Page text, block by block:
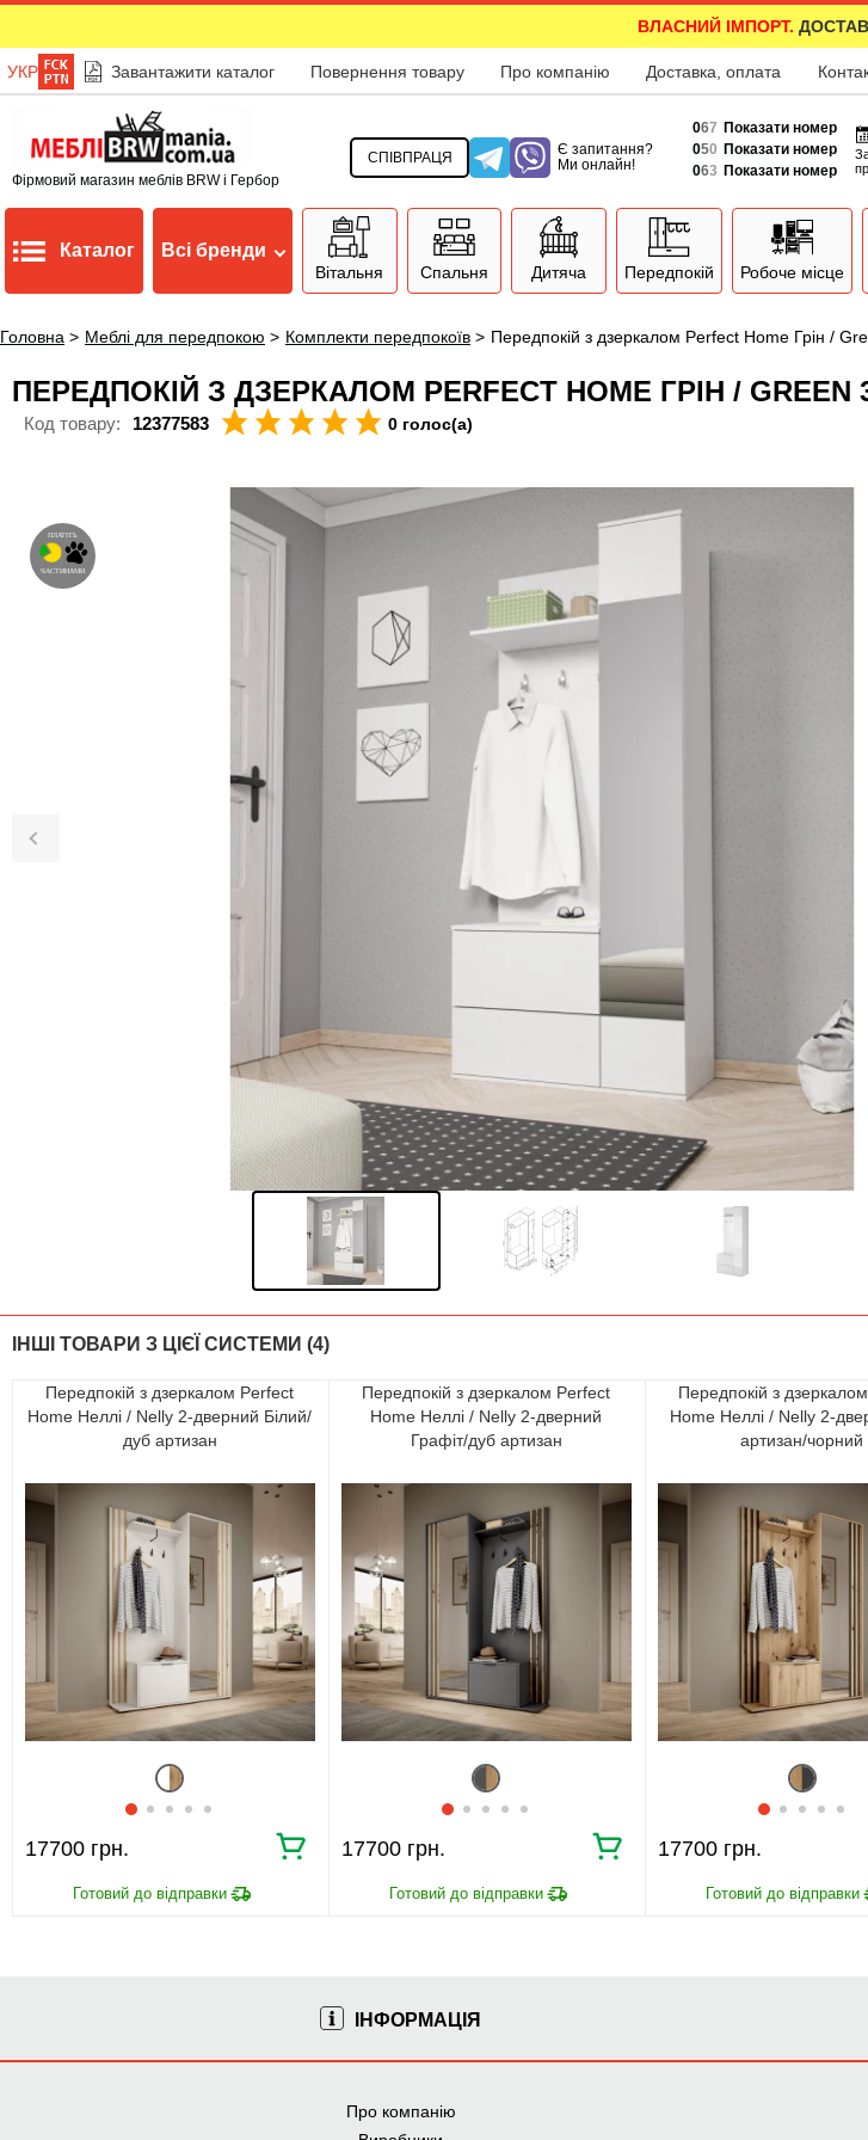
ВЛАСНИЙ ІМПОРТ.
УКР Завантажити каталог Повернення товару Про компанію Доставка, оплата
Фірмовий магазин меблів BRW і Гербор
СПІВПРАЦЯ
Є запитання?
Ми онлайн!
067 Показати номер
050 Показати номер
063 Показати номер
Каталог Всі бренди
Вітальня Спальня Дитяча Передпокій Робоче місце
Головна > Меблі для передпокою > Комплекти передпокоїв > Передпокій з дзеркалом Perfect Home Грін /
ПЕРЕДПОКІЙ З ДЗЕРКАЛОМ PERFECT HOME ГРІН /
Код товару: 12377583 0 голос(а)
ІНШІ ТОВАРИ З ЦІЄЇ СИСТЕМИ (4)
Передпокій з дзеркалом Perfect
Home Неллі / Nelly 2-дверний Білий/
дуб артизан
17700 грн.
Передпокій з дзеркалом Perfect
Home Неллі / Nelly 2-дверний
Графіт/дуб артизан
17700 грн.
Передпокій з
Home Неллі / Nelly 2-
артизан/чорний
17700 грн.
ІНФОРМАЦІЯ
Про компанію